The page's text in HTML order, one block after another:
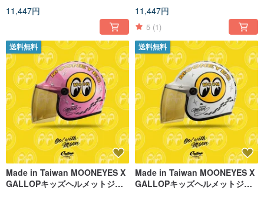
11,447円 11,447円
5 (1)
送料無料
Made in Taiwan MOONEYES X
GALLOPキッズヘルメットジョ
送料無料
Made in Taiwan MOONEYES X
GALLOPキッズヘルメットジョ